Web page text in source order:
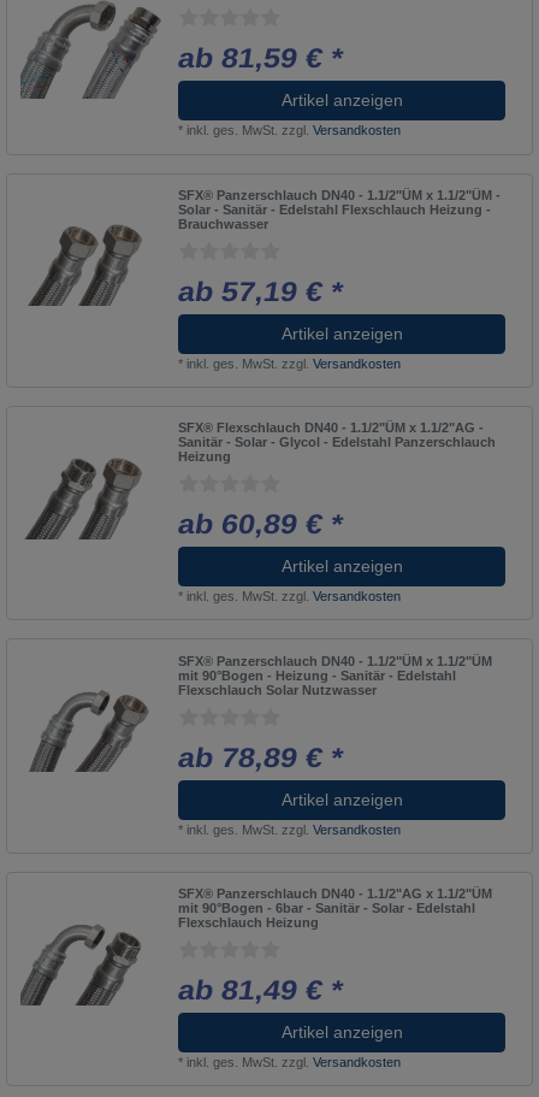
ab 81,59 € *
Artikel anzeigen
* inkl. ges. MwSt. zzgl.Versandkosten
SFX® Panzerschlauch DN40 - 1.1/2"ÜM x 1.1/2"ÜM -
Solar - Sanitär - Edelstahl Flexschlauch Heizung -
Brauchwasser
ab 57,19 € *
Artikel anzeigen
* inkl. ges. MwSt. zzgl.Versandkosten
SFX® Flexschlauch DN40 - 1.1/2"ÜM x 1.1/2"AG -
Sanitär - Solar - Glycol - Edelstahl Panzerschlauch
Heizung
ab 60,89 € *
Artikel anzeigen
* inkl. ges. MwSt. zzgl.Versandkosten
SFX® Panzerschlauch DN40 - 1.1/2"ÜM x 1.1/2"ÜM
mit 90°Bogen - Heizung - Sanitär - Edelstahl
Flexschlauch Solar Nutzwasser
ab 78,89 € *
Artikel anzeigen
* inkl. ges. MwSt. zzgl.Versandkosten
SFX® Panzerschlauch DN40 - 1.1/2"AG x 1.1/2"ÜM
mit 90°Bogen - 6bar - Sanitär - Solar - Edelstahl
Flexschlauch Heizung
ab 81,49 € *
Artikel anzeigen
* inkl. ges. MwSt. zzgl.Versandkosten